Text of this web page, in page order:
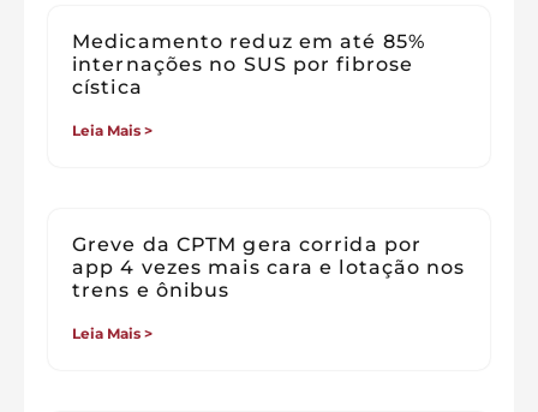
Medicamento reduz em até 85%
internações no SUS por fibrose
cística
Leia Mais >
Greve da CPTM gera corrida por
app 4 vezes mais cara e lotação nos
trens e ônibus
Leia Mais >